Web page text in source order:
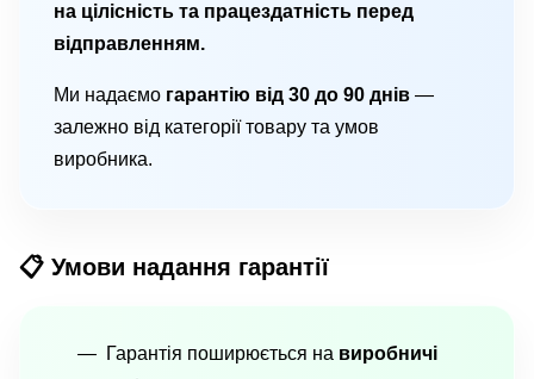
на цілісність та працездатність перед
відправленням.
Ми надаємо гарантію від 30 до 90 днів —
залежно від категорії товару та умов
виробника.
📋 Умови надання гарантії
Гарантія поширюється на виробничі